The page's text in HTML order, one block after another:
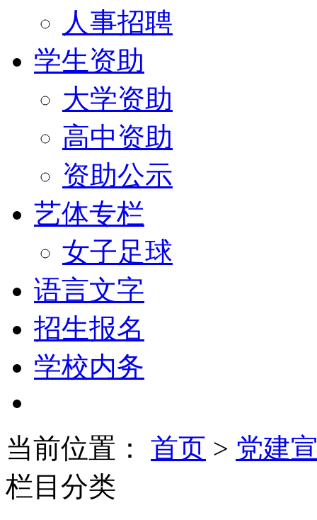
人事招聘
学生资助
大学资助
高中资助
资助公示
艺体专栏
女子足球
语言文字
招生报名
学校内务
当前位置： 首页 > 党建
栏目分类